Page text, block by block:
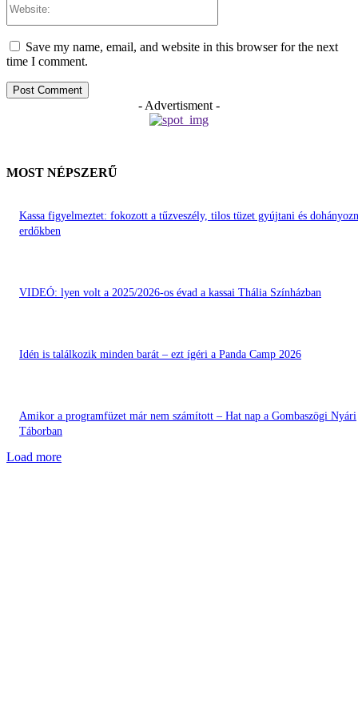
Save my name, email, and website in this browser for the next
time I comment.
- Advertisment -
MOST NÉPSZERŰ
Kassa figyelmeztet: fokozott a tűzveszély, tilos tüzet gyújtani és
erdőkben
VIDEÓ: lyen volt a 2025/2026-os évad a kassai Thália Színházban
Idén is találkozik minden barát – ezt ígéri a Panda Camp 2026
Amikor a programfüzet már nem számított – Hat nap a Gombaszögi Nyári
Táborban
Load more